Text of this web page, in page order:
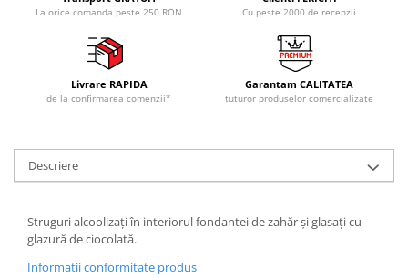
La orice comanda peste 250 RON Cu peste 2000 de recenzii
Livrare RAPIDA
de la confirmarea comenzii*
Garantam CALITATEA
tuturor produselor comercializate
Descriere
Struguri alcoolizați în interiorul fondantei de zahăr şi glasați cu
glazură de ciocolată.
Informatii conformitate produs